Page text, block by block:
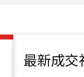
最新成交115